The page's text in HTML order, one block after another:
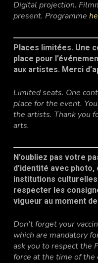
Digital projection.
present. Programme
Places limitées. Une
place pour
aux artistes. Merci
Limited seats. One
place for the event.
the artists. Thank you
arts.
N’oubliez pas votre
d’identité avec
institutions
respecter les
vigueur au moment
Don’t forget your
which are mandatory
ask you to respect the
force at the time of the